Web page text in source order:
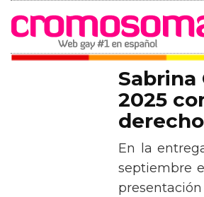
Sabrina
2025
En la
septiembre